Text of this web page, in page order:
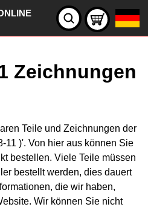
Zeichnungen
Teile und Zeichnungen der
11 )'. Von hier aus können Sie
bestellen. Viele Teile müssen
bestellt werden, dies dauert
die wir haben,
Wir können Sie nicht